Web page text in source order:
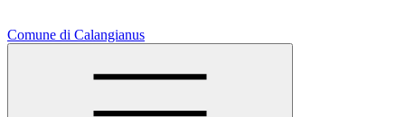
Comune di Calangianus